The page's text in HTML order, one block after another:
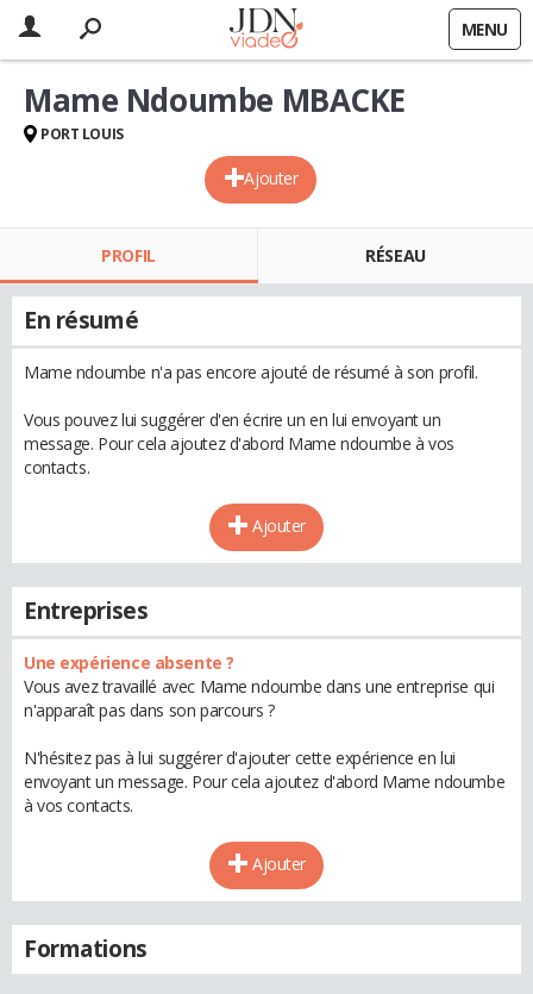
MENU
Ajouter
Mame Ndoumbe MBACKE
PORT LOUIS
PROFIL RÉSEAU
En résumé
Mame ndoumbe n'a pas encore ajouté de résumé à son profil.
Vous pouvez lui suggérer d'en écrire un en lui envoyant un
message. Pour cela ajoutez d'abord Mame ndoumbe à vos
contacts.
Ajouter
Entreprises
Une expérience absente ?
Vous avez travaillé avec Mame ndoumbe dans une entreprise qui
n'apparaît pas dans son parcours ?
N'hésitez pas à lui suggérer d'ajouter cette expérience en lui
envoyant un message. Pour cela ajoutez d'abord Mame ndoumbe
à vos contacts.
Ajouter
Formations